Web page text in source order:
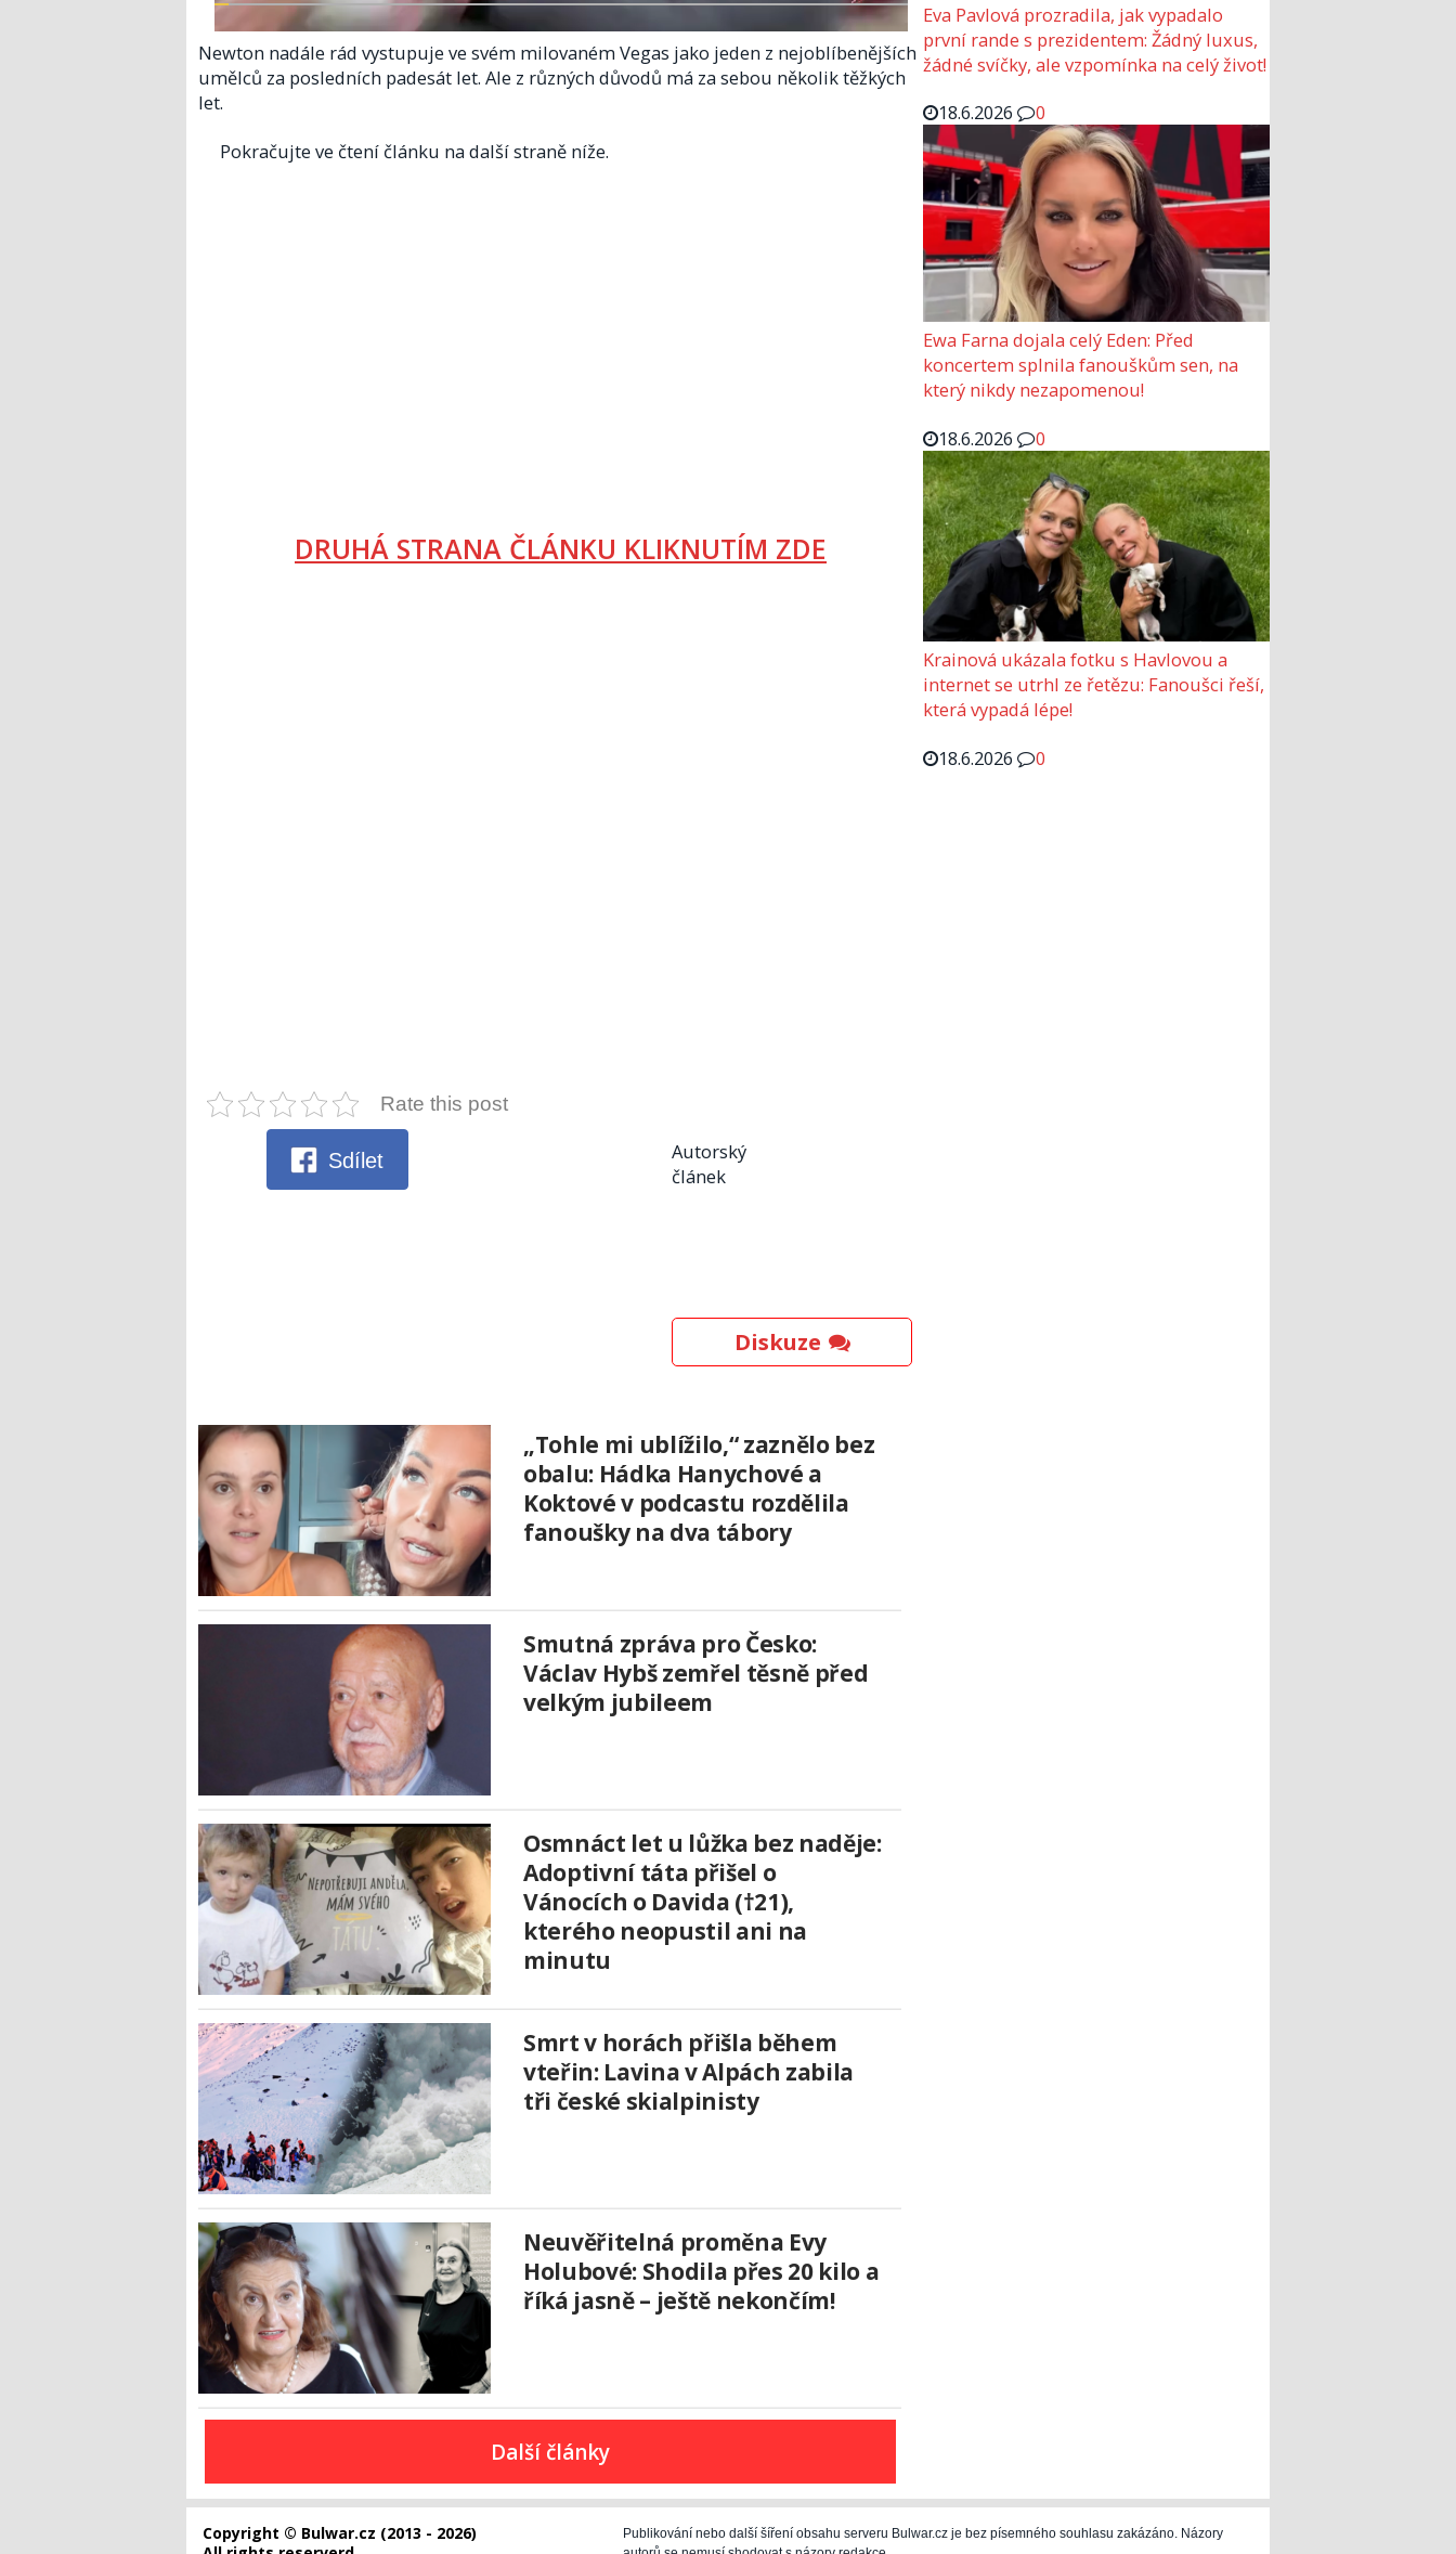
Newton nadále rád vystupuje ve svém milovaném Vegas jako jeden z nejoblíbenějších
umělců za posledních padesát let. Ale z různých důvodů má za sebou několik těžkých
let.
Pokračujte ve čtení článku na další straně níže.
DRUHÁ STRANA ČLÁNKU KLIKNUTÍM ZDE
Rate this post
Sdílet
Autorský
článek
Diskuze
„Tohle mi ublížilo,“ zaznělo bez
obalu: Hádka Hanychové a
Koktové v podcastu rozdělila
fanoušky na dva tábory
Smutná zpráva pro Česko:
Václav Hybš zemřel těsně před
velkým jubileem
Osmnáct let u lůžka bez naděje:
Adoptivní táta přišel o
Vánocích o Davida (†21),
kterého neopustil ani na
minutu
Smrt v horách přišla během
vteřin: Lavina v Alpách zabila
tři české skialpinisty
Neuvěřitelná proměna Evy
Holubové: Shodila přes 20 kilo a
říká jasně – ještě nekončím!
Další články
Eva Pavlová prozradila, jak vypadalo
první rande s prezidentem: Žádný luxus,
žádné svíčky, ale vzpomínka na celý život!
18.6.2026
0
Ewa Farna dojala celý Eden: Před
koncertem splnila fanouškům sen, na
který nikdy nezapomenou!
18.6.2026
0
Krainová ukázala fotku s Havlovou a
internet se utrhl ze řetězu: Fanoušci řeší,
která vypadá lépe!
18.6.2026
0
Copyright © Bulwar.cz (2013 - 2026)
Publikování nebo další šíření obsahu serveru Bulwar.cz je bez písemného souhlasu zakázáno. Názory